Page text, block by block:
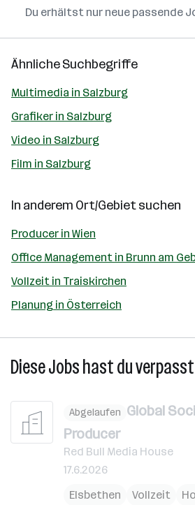
Du erhältst nur neue passende
Ähnliche Suchbegriffe
Multimedia in Salzburg
Grafiker in Salzburg
Video in Salzburg
Film in Salzburg
In anderem Ort/Gebiet suchen
Producer in Wien
Office Management in Brunn am
Vollzeit in Traiskirchen
Planung in Österreich
Diese Jobs hast du verpasst
Abgelaufen Global
Producer
Red Bull Media House
17.6.2026
Elsbethen
Vollzeit